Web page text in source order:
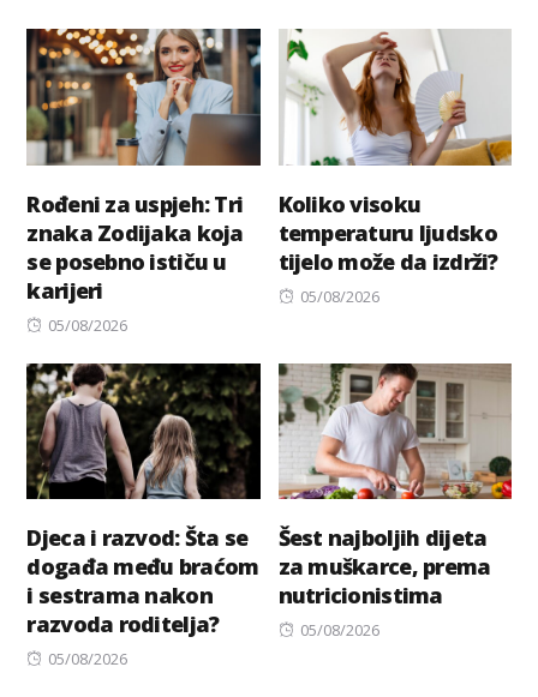
Rođeni za uspjeh: Tri
znaka Zodijaka koja
se posebno ističu u
karijeri
Posted
05/08/2026
Koliko visoku
temperaturu ljudsko
tijelo može da izdrži?
Posted
05/08/2026
Djeca i razvod: Šta se
događa među braćom
i sestrama nakon
razvoda roditelja?
Posted
05/08/2026
Šest najboljih dijeta
za muškarce, prema
nutricionistima
Posted
05/08/2026